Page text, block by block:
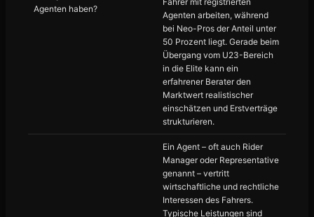
Agenten haben?
Agenten arbeiten, während
bei Neo-Pros der Anteil unter
50 Prozent liegt. Gerade beim
Übergang vom U23-Bereich
in die Elite kann ein
erfahrener Berater den
Marktwert realistischer
einschätzen und Erstverträge
strukturieren.
Ein Agent – oft auch Rider
Manager oder Representative
genannt – vertritt
wirtschaftliche und rechtliche
Interessen des Fahrers.
Typische Leistungen sind